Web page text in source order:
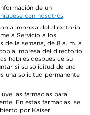
de un
con nosotros.
impresa del directorio
a Servicio a los
de la semana, de 8 a. m. a
impresa del directorio
hábiles después de su
si su solicitud de una
una solicitud permanente
las farmacias para
En estas farmacias, se
por Kaiser